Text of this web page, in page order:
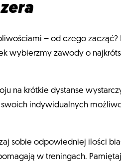
– od czego zacząć?
wybierzmy zawody o
na krótkie dystanse
indywidualnych
sobie odpowiedniej ilości
w treningach.